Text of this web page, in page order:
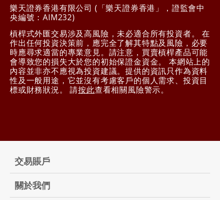
樂天證券香港有限公司 (「樂天證券香港」，證監會中
央編號：AIM232)
槓桿式外匯交易涉及高風險，未必適合所有投資者。 在
作出任何投資決策前，應完全了解其特點及風險，必要
時應尋求適當的專業意見。請注意，買賣槓桿產品可能
會導致您的損失大於您的初始保證金資金。 本網站上的
內容並非亦不應視為投資建議。提供的資訊只作為資料
性及一般用途，它並沒有考慮客戶的個人需求、投資目
標或財務狀況。 請按此查看相關風險警示。
交易賬戶
關於我們